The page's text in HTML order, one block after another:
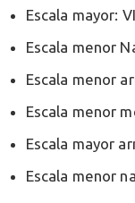
Escala mayor:
Escala menor
Escala menor
Escala menor
Escala mayor
Escala menor